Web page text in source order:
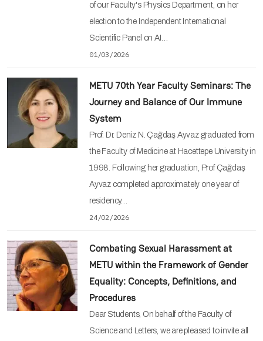
of our Faculty's Physics Department, on her
election to the Independent International
Scientific Panel on AI…
01/03/2026
METU 70th Year Faculty Seminars: The
Journey and Balance of Our Immune
System
Prof. Dr. Deniz N. Çağdaş Ayvaz graduated from
the Faculty of Medicine at Hacettepe University in
1998. Following her graduation, Prof Çağdaş
Ayvaz completed approximately one year of
residency…
24/02/2026
Combating Sexual Harassment at
METU within the Framework of Gender
Equality: Concepts, Definitions, and
Procedures
Dear Students, On behalf of the Faculty of
Science and Letters, we are pleased to invite all